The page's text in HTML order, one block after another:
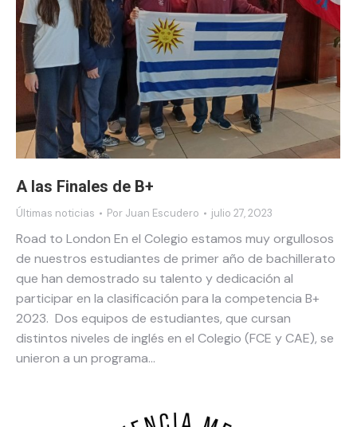
A las Finales de B+
Últimas noticias Por Juan Escudero julio 27, 2023
Road to London En el Colegio estamos muy orgullosos
de nuestros estudiantes de primer año de bachillerato
que han demostrado su talento y dedicación al
participar en la clasificación para la competencia B+
2023. Dos equipos de estudiantes, que cursan
distintos niveles de inglés en el Colegio (FCE y CAE), se
unieron a un programa…